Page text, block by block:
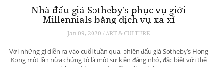
Nhà đấu giá Sotheby’s phục vụ giới
Millennials bằng dịch vụ xa xỉ
Jan 09, 2020 / ART & CULTURE
Với những gì diễn ra vào cuối tuần qua, phiên đấu giá Sotheby’s Hong
Kong một lần nữa chứng tỏ là một sự kiện đáng nhớ, đặc biệt với thế